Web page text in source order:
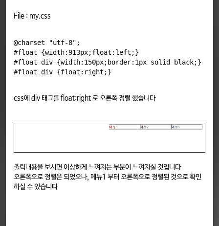
File : my.css
@charset "utf-8";
#float {width:913px;float:left;}
#float div {width:150px;border:1px solid black;}
css에 div 태그를 float:right 로 오른쪽 정렬 했습니다
출력내용을 보시면 이상하게 느껴지는 부분이 느껴지실 것입니다
오른쪽으로 정렬은 되었으나, 메뉴1 부터 오른쪽으로 정렬된 것으로 확인
하실 수 있습니다